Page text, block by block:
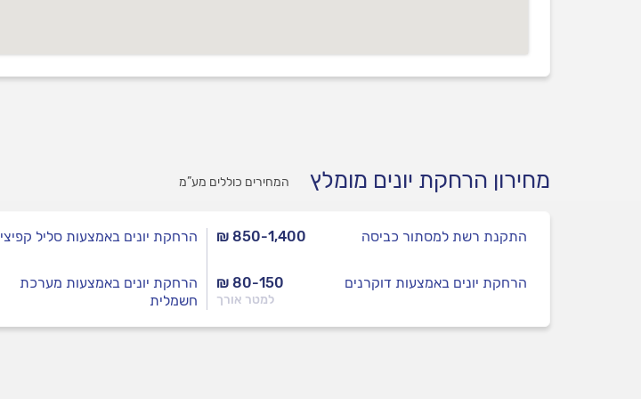
מחירון הרחקת יונים מומלץ המחירים כוללים מע”מ
₪ 850-1,400 התקנת רשת למסתור כביסה
₪ 80-150
למטר אורך
הרחקת יונים באמצעות דוקרנים
הרחקת יונים באמצעות סליל קפיצי
הרחקת יונים באמצעות מערכת
חשמלית